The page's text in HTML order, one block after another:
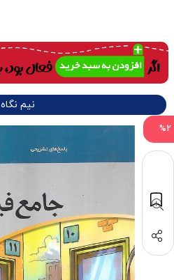
نیم نگاه